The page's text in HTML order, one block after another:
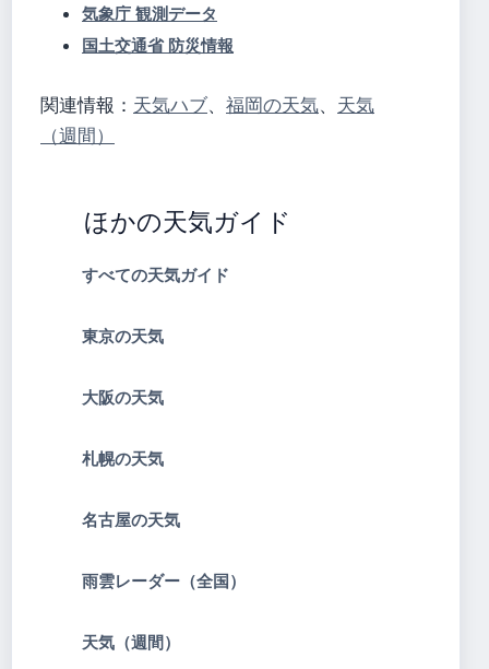
気象庁 観測データ
国土交通省 防災情報
関連情報： 天気ハブ、 福岡の天気、 天気
（週間）
ほかの天気ガイド
すべての天気ガイド
東京の天気
大阪の天気
札幌の天気
名古屋の天気
雨雲レーダー（全国）
天気（週間）